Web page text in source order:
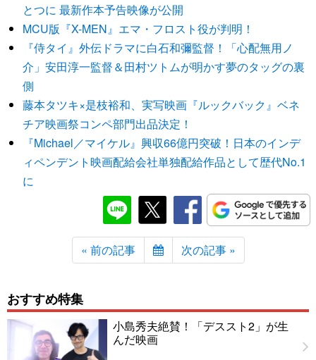
とつに 最新作本予告映像が公開
MCU版『X-MEN』エマ・フロスト役が判明！
『侍タイ』外伝ドラマに白石和彌監督！「心配無用ノ
介」安田淳一監督＆田村ツトムが明かす夢のタッグの裏
側
藤本タツキ×是枝裕和、実写映画『ルックバック』ベネ
チア映画祭コンペ部門出品決定！
『Michael／マイケル』興収66億円突破！日本のインデ
ィペンデント映画配給会社単独配給作品として歴代No.1
に
« 前の記事 次の記事 »
おすすめ特集
小島秀夫絶賛！「デススト2」が生
んだ映画